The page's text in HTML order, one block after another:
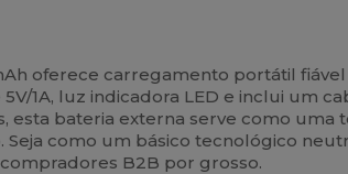
oferece carregamento portátil
1A, luz indicadora LED e inclui um
esta bateria externa serve como
como um básico tecnológico
B2B por grosso.